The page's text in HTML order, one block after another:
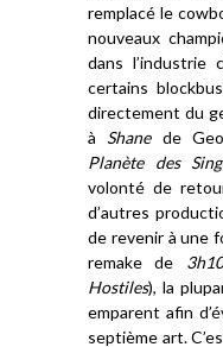
remplacé le
nouveaux
dans l’industrie
certains
directement du
à Shanede
Planète des
volonté de
d’autres
de revenir à une
remake de
Hostiles), la
emparent afin
septième art.